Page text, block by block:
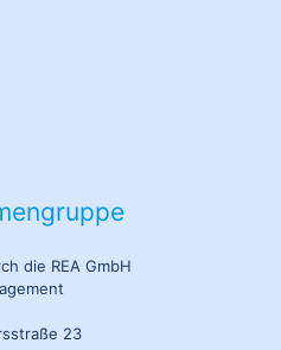
die REA GmbH
23